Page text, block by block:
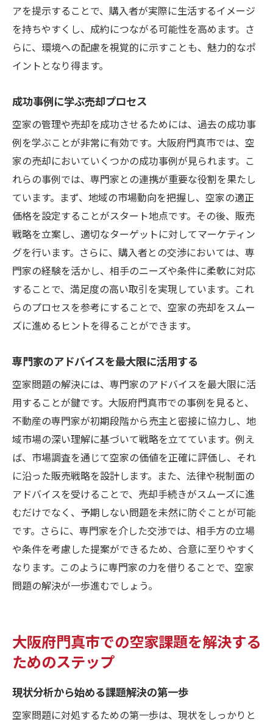
アを提示することで、購入者が実際に生活するイメージ
を持ちやすくし、成約につながる可能性を高めます。さ
らに、環境への配慮を視覚的に示すことも、魅力的なポ
イントとなり得ます。
成功事例に学ぶ売却プロセス
空家の管理や売却を成功させるためには、過去の成功事
例を学ぶことが非常に有効です。大阪府門真市では、空
家の売却においていくつかの成功事例が見られます。こ
れらの事例では、専門家との連携が重要な役割を果たし
ています。まず、地域の市場動向を把握し、空家の適正
価格を設定することがスタート地点です。その後、販売
戦略を立案し、適切なターゲットに対してマーケティン
グを行います。さらに、購入者との交渉においては、専
門家の経験を活かし、相手のニーズや条件に柔軟に対応
することで、満足度の高い取引を実現しています。これ
らのプロセスを参考にすることで、空家の売却をスムー
ズに進めるヒントを得ることができます。
専門家のアドバイスを最大限に活用する
空家問題の解決には、専門家のアドバイスを最大限に活
用することが鍵です。大阪府門真市での事例を見ると、
不動産の専門家が初期段階から売主と密接に協力し、地
域市場の深い理解に基づいて戦略を立てています。例え
ば、市場調査を通じて空家の価値を正確に評価し、それ
に沿った販売戦略を設計します。また、法律や税制面の
アドバイスを受けることで、売却手続きがスムーズに進
むだけでなく、予期しない問題を未然に防ぐことが可能
です。さらに、専門家を介した交渉では、相手方の立場
や条件を考慮した提案ができるため、合意に至りやすく
なります。このように専門家の力を借りることで、空家
問題の解決が一歩進むでしょう。
大阪府門真市での空家課題を解決する
ためのステップ
現状分析から始める課題解決の第一歩
空家問題に対処するための第一歩は、現状をしっかりと